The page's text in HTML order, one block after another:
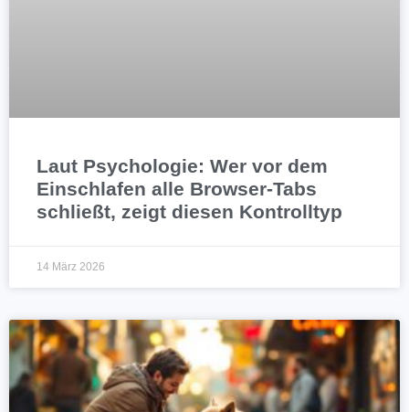
Laut Psychologie: Wer vor dem
Einschlafen alle Browser-Tabs
schließt, zeigt diesen Kontrolltyp
14 März 2026